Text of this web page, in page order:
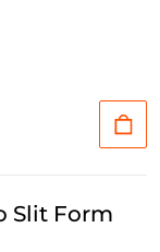
Slit Form